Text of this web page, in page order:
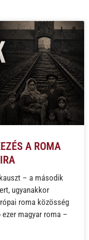
A ROMA
– a második
ugyanakkor
roma közösség
magyar roma –